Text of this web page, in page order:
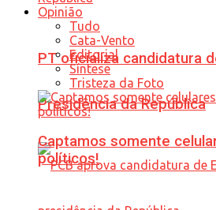
PT oficializa candidatura
Presidência da República
Opinião
Tudo
Cata-Vento
Editorial
Síntese
Tristeza da Foto
Captamos somente
políticos!